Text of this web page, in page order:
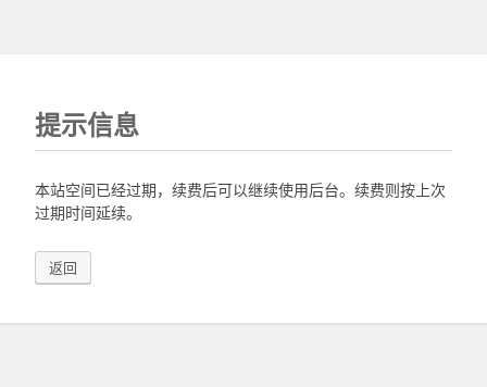
提示信息
本站空间已经过期，续费后可以继续使用后台。续费则按上次
过期时间延续。
返回